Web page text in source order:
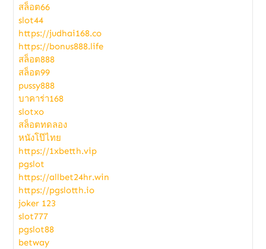
สล็อต66
slot44
https://judhai168.co
https://bonus888.life
สล็อต888
สล็อต99
pussy888
บาคาร่า168
slotxo
สล็อตทดลอง
หนังโป๊ไทย
https://1xbetth.vip
pgslot
https://allbet24hr.win
https://pgslotth.io
joker 123
slot777
pgslot88
betway